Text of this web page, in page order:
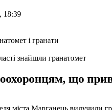
18:39
знайшли гранатомет
що
міста Марганець вилучили